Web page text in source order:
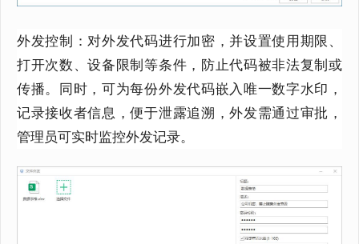
外发控制：对外发代码进行加密，并设置使用期限、
打开次数、设备限制等条件，防止代码被非法复制或
传播。同时，可为每份外发代码嵌入唯一数字水印，
记录接收者信息，便于泄露追溯，外发需通过审批，
管理员可实时监控外发记录。